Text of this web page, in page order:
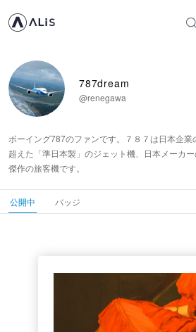
787dream
@renegawa
ボーイング787のファンです。７８７は日本企
超えた「準日本製」のジェット機、日本メーカ
傑作の旅客機です。
公開中 バッジ